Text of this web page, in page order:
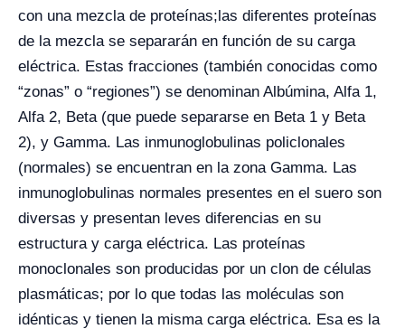
con una mezcla de proteínas;las diferentes proteínas
de la mezcla se separarán en función de su carga
eléctrica. Estas fracciones (también conocidas como
“zonas” o “regiones”) se denominan Albúmina, Alfa 1,
Alfa 2, Beta (que puede separarse en Beta 1 y Beta
2), y Gamma. Las inmunoglobulinas policlonales
(normales) se encuentran en la zona Gamma. Las
inmunoglobulinas normales presentes en el suero son
diversas y presentan leves diferencias en su
estructura y carga eléctrica. Las proteínas
monoclonales son producidas por un clon de células
plasmáticas; por lo que todas las moléculas son
idénticas y tienen la misma carga eléctrica. Esa es la